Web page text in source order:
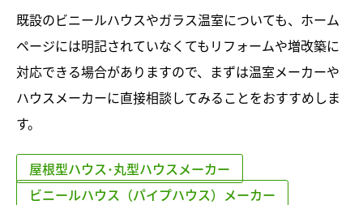
既設のビニールハウスやガラス温室についても、ホーム
ページには明記されていなくてもリフォームや増改築に
対応できる場合がありますので、まずは温室メーカーや
ハウスメーカーに直接相談してみることをおすすめしま
す。
屋根型ハウス･丸型ハウスメーカー
ビニールハウス（パイプハウス）メーカー